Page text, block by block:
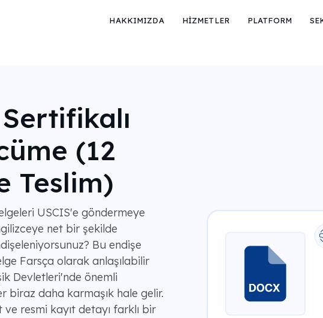
HAKKIMIZDA HİZMETLER PLATFORM
(12
Teslim)
USCIS'e göndermeye
net bir şekilde
Bu endişe
Farsça olarak anlaşılabilir
Devletleri'nde önemli
biraz daha karmaşık hale gelir.
ve resmi kayıt detayı farklı bir